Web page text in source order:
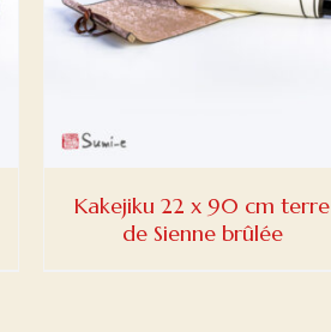
Kakejiku 22 x 90 cm terre
de Sienne brûlée